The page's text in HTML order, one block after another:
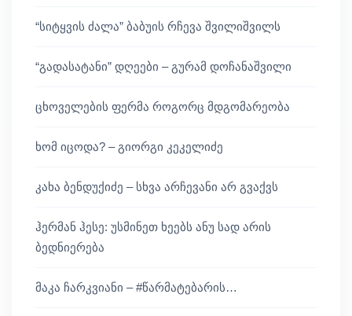
“სიტყვის ძალა” ბაბუის რჩევა შვილიშვილს
“გადასატანი” დღეები – გურამ დოჩანაშვილი
ცხოველების ფერმა როგორც მდგომარეობა
ხომ იცოდა? – გიორგი კეკელიძე
კახა ბენდუქიძე – სხვა არჩევანი არ გვაქვს
ჰერმან ჰესე: უსმინეთ ხეებს ანუ სად არის
ბედნიერება
მაკა ჩარკვიანი – #წარმატებარის…